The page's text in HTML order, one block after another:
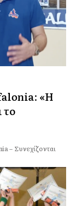
«Η
το
– Συνεχίζονται